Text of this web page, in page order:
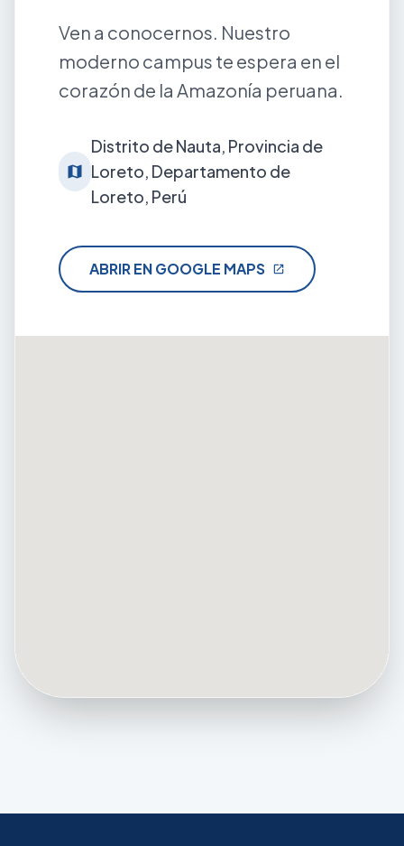
Ven a conocernos. Nuestro
moderno campus te espera en el
corazón de la Amazonía peruana.
map
Distrito de Nauta, Provincia de
Loreto, Departamento de
Loreto, Perú
ABRIR EN GOOGLE MAPS open_in_new